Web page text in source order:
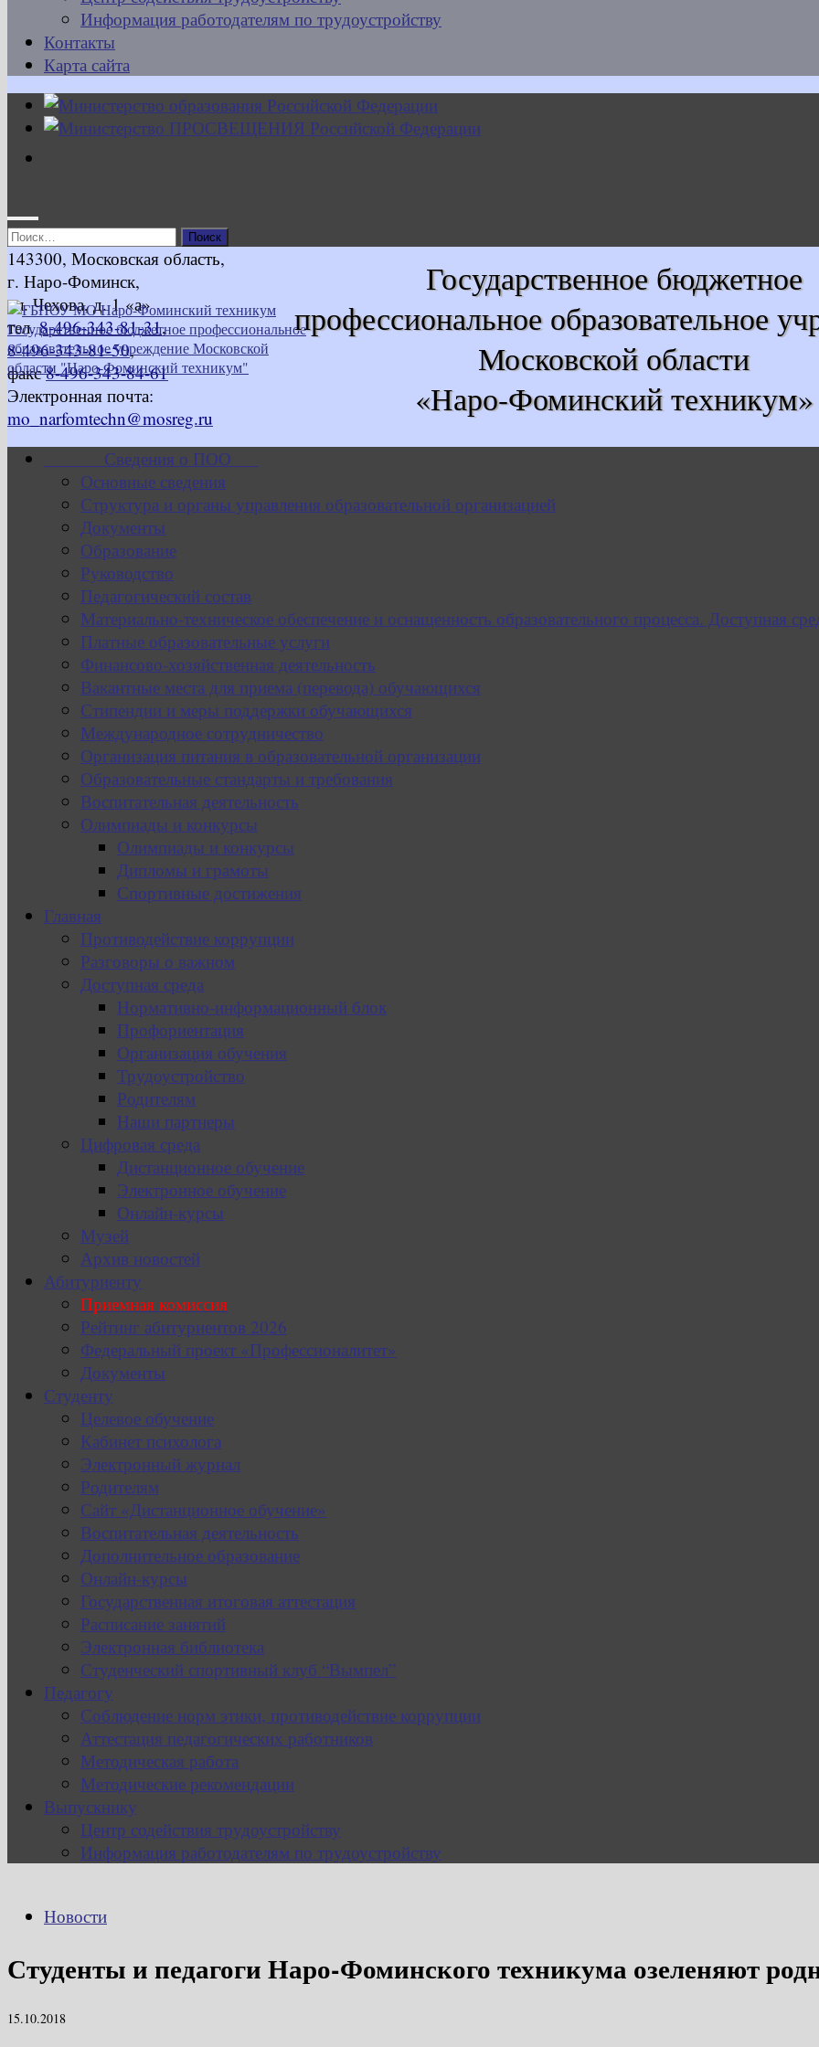
Информация работодателям по трудоустройству
Контакты
Карта сайта
Найти:
Государственное бюджетное
профессиональное образовательное
Московской области
«Наро-Фоминский техникум»
143300, Московская область,
г. Наро-Фоминск,
ул. Чехова, д. 1 «а»
тел.8-496-343-81-31,
8-496-343-81-50,
факс8-496-343-84-61
Электронная почта:
mo_narfomtechn@mosreg.ru
Сведения о ПОО
Основные сведения
Структура и органы управления образовательной организацией
Документы
Образование
Руководство
Педагогический состав
Материально-техническое обеспечение и оснащенность образовательного процесса. Доступная
Платные образовательные услуги
Финансово-хозяйственная деятельность
Вакантные места для приема (перевода) обучающихся
Стипендии и меры поддержки обучающихся
Международное сотрудничество
Организация питания в образовательной организации
Образовательные стандарты и требования
Воспитательная деятельность
Олимпиады и конкурсы
Олимпиады и конкурсы
Дипломы и грамоты
Спортивные достижения
Главная
Противодействие коррупции
Разговоры о важном
Доступная среда
Нормативно-информационный блок
Профориентация
Организация обучения
Трудоустройство
Родителям
Наши партнеры
Цифровая среда
Дистанционное обучение
Электронное обучение
Онлайн-курсы
Музей
Архив новостей
Абитуриенту
Приемная комиссия
Рейтинг абитуриентов 2026
Федеральный проект «Профессионалитет»
Документы
Студенту
Целевое обучение
Кабинет психолога
Электронный журнал
Родителям
Сайт «Дистанционное обучение»
Воспитательная деятельность
Дополнительное образование
Онлайн-курсы
Государственная итоговая аттестация
Расписание занятий
Электронная библиотека
Студенческий спортивный клуб “Вымпел”
Педагогу
Соблюдение норм этики, противодействие коррупции
Аттестация педагогических работников
Методическая работа
Методические рекомендации
Выпускнику
Центр содействия трудоустройству
Информация работодателям по трудоустройству
Новости
Студенты и педагоги Наро-Фоминского техникума озеленяют
15.10.2018